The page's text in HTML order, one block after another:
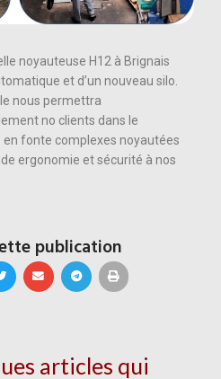
noyauteuse H12 à Brignais
et d’un nouveau silo.
nous permettra
no clients dans le
fonte complexes noyautées
ergonomie et sécurité à nos
publication
articles qui